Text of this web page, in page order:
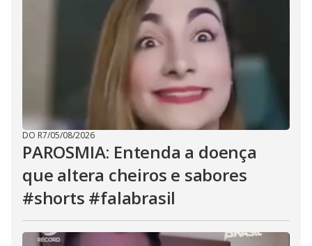
DO R7/05/08/2026
PAROSMIA: Entenda a doença
que altera cheiros e sabores
#shorts #falabrasil